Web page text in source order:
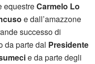
equestreCarmelo Lo
e dall’amazzone
successo di
da parte dal Presidente
e da parte degli